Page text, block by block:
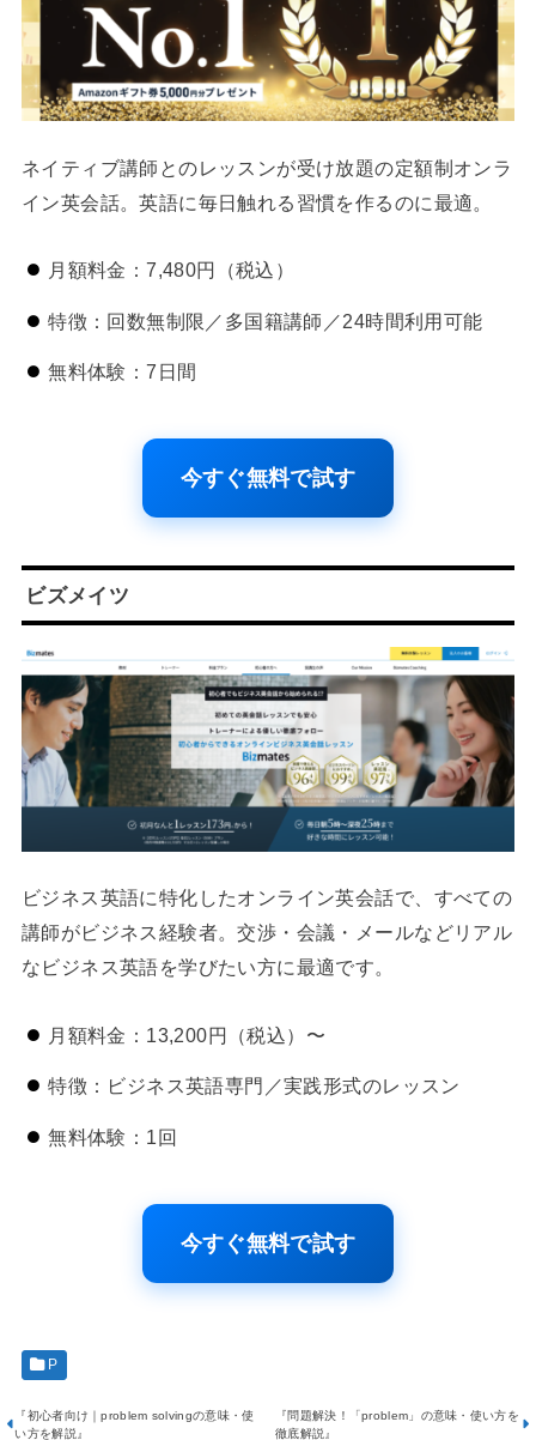
ネイティブ講師とのレッスンが受け放題の定額制オンラ
イン英会話。英語に毎日触れる習慣を作るのに最適。
月額料金：7,480円（税込）
特徴：回数無制限／多国籍講師／24時間利用可能
無料体験：7日間
今すぐ無料で試す
ビズメイツ
ビジネス英語に特化したオンライン英会話で、すべての
講師がビジネス経験者。交渉・会議・メールなどリアル
なビジネス英語を学びたい方に最適です。
月額料金：13,200円（税込）〜
特徴：ビジネス英語専門／実践形式のレッスン
無料体験：1回
今すぐ無料で試す
P
『初心者向け｜problem solvingの意味・使
い方を解説』
『問題解決！「problem」の意味・使い方を
徹底解説』